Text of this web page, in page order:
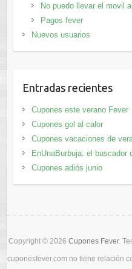
No puedo llevar el movil
Pagos fever
Nuevos usuarios
Entradas recientes
Cupones este verano Fever
Cupones gol al calor
Cupones vacaciones de
EnUnaBurbuja: el buscador
Cupones adiós junio
Copyright © 2026 Cupones Fever.
cuponesfever.com no tiene relación